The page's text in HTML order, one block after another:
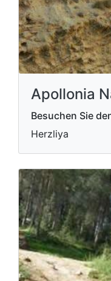
Apollonia
Besuchen Sie
Herzliya